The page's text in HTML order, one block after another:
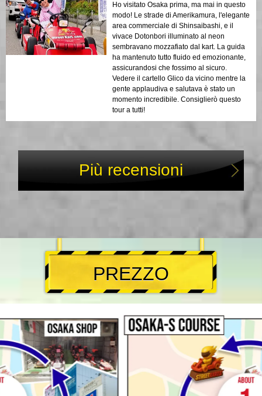
Ho visitato Osaka prima, ma mai in questo
modo! Le strade di Amerikamura, l'elegante
area commerciale di Shinsaibashi, e il
vivace Dotonbori illuminato al neon
sembravano mozzafiato dal kart. La guida
ha mantenuto tutto fluido ed emozionante,
assicurandosi che fossimo al sicuro.
Vedere il cartello Glico da vicino mentre la
gente applaudiva e salutava è stato un
momento incredibile. Consiglierò questo
tour a tutti!
Più recensioni
PREZZO